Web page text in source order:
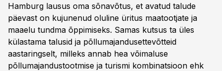
Hamburg lausus oma sõnavõtus, et avatud talude
päevast on kujunenud oluline üritus maatootjate ja
maaelu tundma õppimiseks. Samas kutsus ta üles
külastama talusid ja põllumajandusettevõtteid
aastaringselt, milleks annab hea võimaluse
põllumajandustootmise ja turismi kombinatsioon ehk